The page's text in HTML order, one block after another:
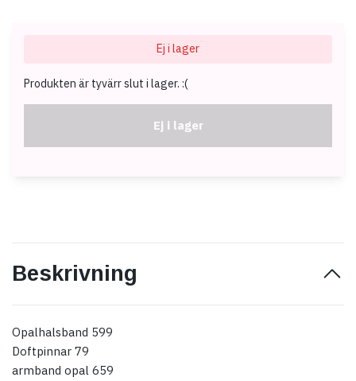
Ej i lager
Produkten är tyvärr slut i lager. :(
Ej i lager
Beskrivning
Opalhalsband 599
Doftpinnar 79
armband opal 659